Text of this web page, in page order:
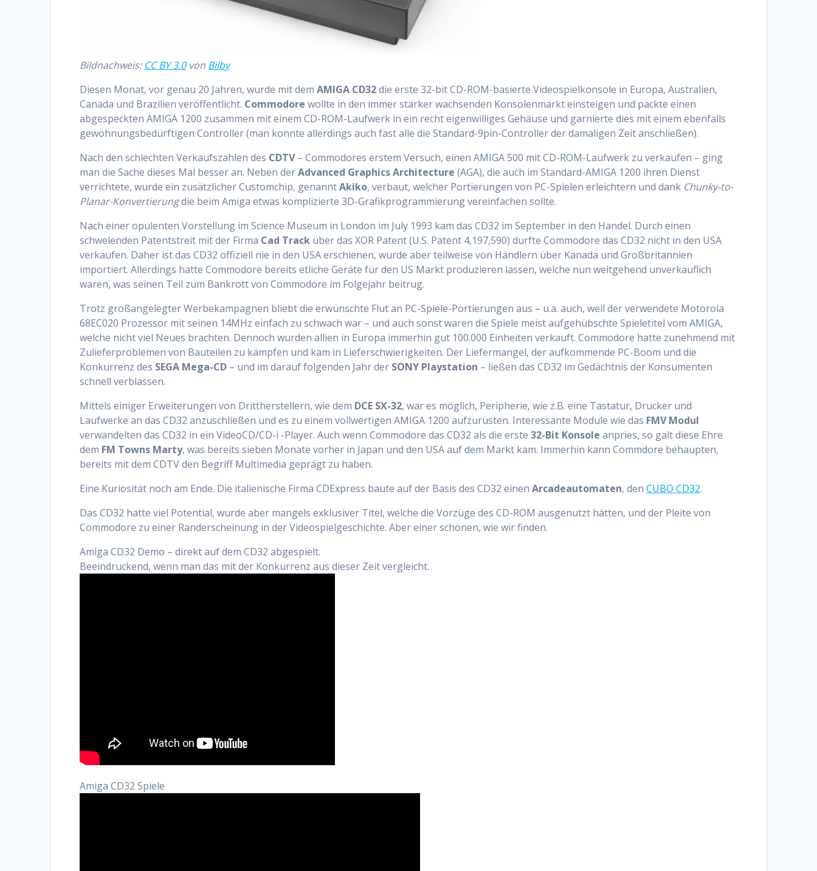
Bildnachweis: CC BY 3.0von Bilby
Diesen Monat, vor genau 20 Jahren, wurde mit demAMIGA CD32die erste 32-bit CD-ROM-basierte Videospielkonsole in Europa, Australien,
Canada und Brazilien veröffentlicht. Commodore wollte in den immer stärker wachsenden Konsolenmarkt einsteigen und packte einen
abgespeckten AMIGA 1200 zusammen mit einem CD-ROM-Laufwerk in ein recht eigenwilliges Gehäuse und garnierte dies mit einem ebenfalls
gewöhnungsbedürftigen Controller (man konnte allerdings auch fast alle die Standard-9pin-Controller der damaligen Zeit anschließen).
Nach den schlechten Verkaufszahlen des CDTV– Commodores erstem Versuch, einen AMIGA 500 mit CD-ROM-Laufwerk zu verkaufen – ging
man die Sache dieses Mal besser an. Neben derAdvanced Graphics Architecture (AGA), die auch im Standard-AMIGA 1200 ihren Dienst
verrichtete, wurde ein zusätzlicher Customchip, genanntAkiko, verbaut, welcher Portierungen von PC-Spielen erleichtern und dank Chunky-to-
Planar-Konvertierungdie beim Amiga etwas komplizierte 3D-Grafikprogrammierung vereinfachen sollte.
Nach einer opulenten Vorstellung im Science Museum in London im July 1993 kam das CD32 im September in den Handel. Durch einen
schwelenden Patentstreit mit der Firma Cad Track über das XOR Patent (U.S. Patent 4,197,590) durfte Commodore das CD32 nicht in den USA
verkaufen. Daher ist das CD32 offiziell nie in den USA erschienen, wurde aber teilweise von Händlern über Kanada und Großbritannien
importiert. Allerdings hatte Commodore bereits etliche Geräte für den US Markt produzieren lassen, welche nun weitgehend unverkäuflich
waren, was seinen Teil zum Bankrott von Commodore im Folgejahr beitrug.
Trotz großangelegter Werbekampagnen bliebt die erwünschte Flut an PC-Spiele-Portierungen aus – u.a. auch, weil der verwendete Motorola
68EC020 Prozessor mit seinen 14MHz einfach zu schwach war – und auch sonst waren die Spiele meist aufgehübschte Spieletitel vom AMIGA,
welche nicht viel Neues brachten. Dennoch wurden allien in Europa immerhin gut 100.000 Einheiten verkauft. Commodore hatte zunehmend mit
Zulieferproblemen von Bauteilen zu kämpfen und kam in Lieferschwierigkeiten. Der Liefermangel, der aufkommende PC-Boom und die
Konkurrenz des SEGA Mega-CD – und im darauf folgenden Jahr der SONY Playstation – ließen das CD32 im Gedächtnis der Konsumenten
schnell verblassen.
Mittels einiger Erweiterungen von Drittherstellern, wie dem DCE SX-32, war es möglich, Peripherie, wie z.B. eine Tastatur, Drucker und
Laufwerke an das CD32 anzuschließen und es zu einem vollwertigen AMIGA 1200 aufzurüsten. Interessante Module wie das FMV Modul
verwandelten das CD32 in ein VideoCD/CD-i -Player. Auch wenn Commodore das CD32 als die erste32-Bit Konsole anpries, so galt diese Ehre
dem FM Towns Marty, was bereits sieben Monate vorher in Japan und den USA auf dem Markt kam. Immerhin kann Commdore behaupten,
bereits mit dem CDTV den Begriff Multimedia geprägt zu haben.
Eine Kuriosität noch am Ende. Die italienische Firma CDExpress baute auf der Basis des CD32 einenArcadeautomaten, denCUBO CD32.
Das CD32 hatte viel Potential, wurde aber mangels exklusiver Titel, welche die Vorzüge des CD-ROM ausgenutzt hätten, und der Pleite von
Commodore zu einer Randerscheinung in der Videospielgeschichte. Aber einer schönen, wie wir finden.
Amiga CD32 Demo – direkt auf dem CD32 abgespielt.
Beeindruckend, wenn man das mit der Konkurrenz aus dieser Zeit vergleicht.
Amiga CD32 Spiele